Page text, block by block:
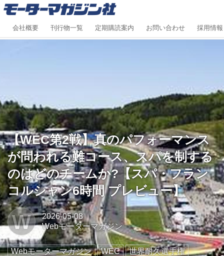
会社概要 刊行物一覧 定期購読案内 お問い合わせ 採用情報
【WEC第2戦】真のパフォーマンス
が問われる難コース、スパを制する
のはどのチームか?【スパ・フラン
コルシャン6時間 プレビュー】
W
2026-05-08
Webモーターマガジン
Webモーターマガジン WEC
世界耐久選手権